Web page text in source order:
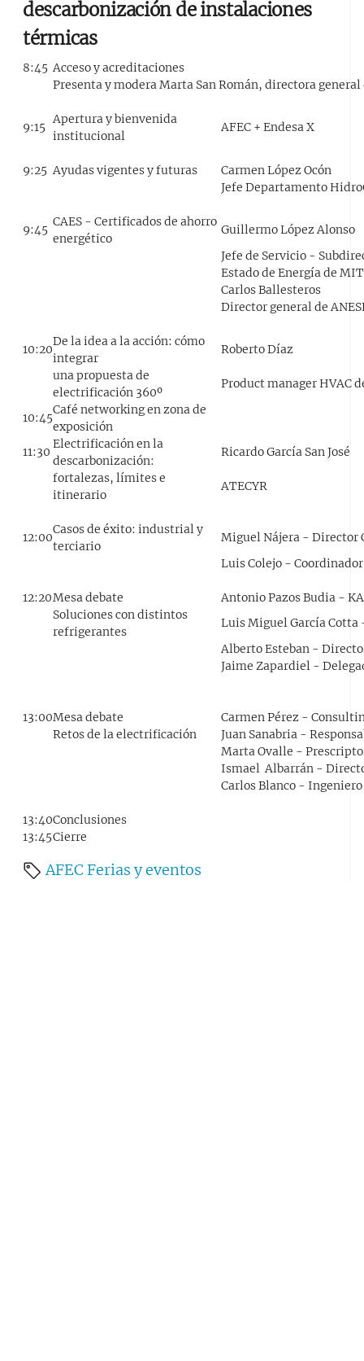
descarbonización de instalaciones
térmicas
8:45 Acceso y acreditaciones
Presenta y modera Marta San Román, directora general
9:15
Apertura y bienvenida
institucional
AFEC + Endesa X
9:25 Ayudas vigentes y futuras
Carmen López Ocón
Jefe Departamento
9:45
CAES - Certificados de ahorro
energético
Guillermo López Alonso
Jefe de Servicio -
Estado de Energía de
Carlos Ballesteros
Director general de
10:20
De la idea a la acción: cómo
integrar
Roberto Díaz
una propuesta de
electrificación 360º
Product manager HVAC
10:45
Café networking en zona de
exposición
11:30
Electrificación en la
descarbonización:
Ricardo García San José
fortalezas, límites e
itinerario
ATECYR
12:00
Casos de éxito: industrial y
terciario
Miguel Nájera - Director
Luis Colejo -
12:20Mesa debate
Antonio Pazos Budia -
Soluciones con distintos
refrigerantes
Luis Miguel García Cotta
Alberto Esteban -
Jaime Zapardiel -
13:00Mesa debate
Carmen Pérez -
Retos de la electrificación
Juan Sanabria -
Marta Ovalle -
Ismael Albarrán -
Carlos Blanco -
13:40Conclusiones
13:45Cierre
AFEC Ferias y eventos